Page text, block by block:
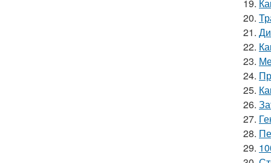
19.
20.
21.
22.
23.
24.
25.
26.
27.
28.
29.